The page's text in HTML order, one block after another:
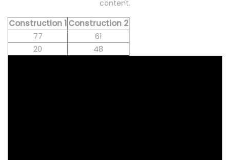
content.
Construction 1Construction 2
77
61
20
48